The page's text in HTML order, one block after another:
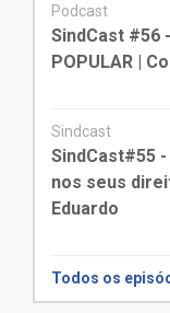
Podcast
SindCast #56
POPULAR |
Sindcast
SindCast#55 -
nos seus
Eduardo
Todos os